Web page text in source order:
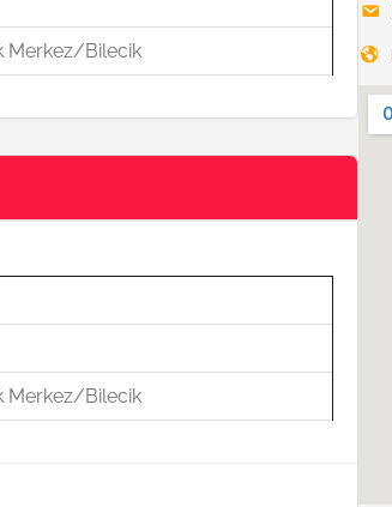
Merkez/Bilecik
Merkez/Bilecik